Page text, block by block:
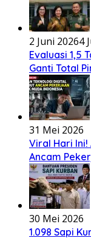
2 Juni 20264
Evaluasi 1,5
Ganti Total
31 Mei 2026
Viral Hari
Ancam
30 Mei 2026
1.098 Sapi